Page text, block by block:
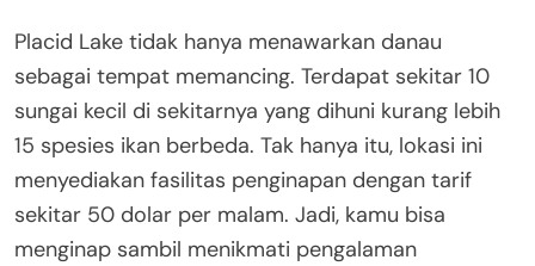
Placid Lake tidak hanya menawarkan danau
sebagai tempat memancing. Terdapat sekitar 10
sungai kecil di sekitarnya yang dihuni kurang lebih
15 spesies ikan berbeda. Tak hanya itu, lokasi ini
menyediakan fasilitas penginapan dengan tarif
sekitar 50 dolar per malam. Jadi, kamu bisa
menginap sambil menikmati pengalaman